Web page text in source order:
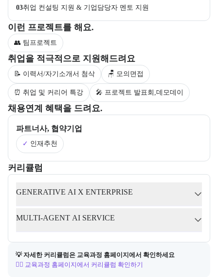
03취업 컨설팅 지원 & 기업담당자 멘토 지원
이런 프로젝트를 해요.
부트캠프 과정에서 진행하는 프로젝트 유형을 안내한다.
👥 팀프로젝트
취업을 적극적으로 지원해드려요
부트캠프 수강생을 대상으로 제공되는 취업 지원 서비스를 안내한다.
📝 이력서/자기소개서 첨삭 🪑 모의면접
⏰ 취업 및 커리어 특강 🎤 프로젝트 발표회,데모데이
채용연계 혜택을 드려요.
부트캠프의 채용 연계 기업 정보와 추가 안내 내용을 제공한다.
파트너사, 협약기업
✓ 인재추천
커리큘럼
교육과정의 커리큘럼 정보를 안내한다.
커리큘럼
GENERATIVE AI X ENTERPRISE
MULTI-AGENT AI SERVICE
💡 자세한 커리큘럼은 교육과정 홈페이지에서 확인하세요
👉🏻 교육과정 홈페이지에서 커리큘럼 확인하기